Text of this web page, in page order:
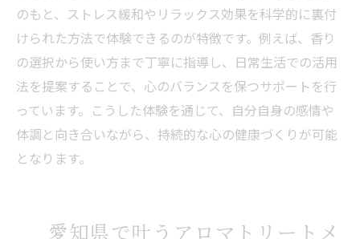
ント
アロマトリートメントで日常に彩りを
アロマトリートメントを日常に取り入れる
方法
リフレッシュアロママッサージで毎日に癒
しをプラス
香水作り体験で生活に香りのアクセントを
しみ
のもと、ストレス緩和やリラックス効果を科学的に裏付
けられた方法で体験できるのが特徴です。例えば、香り
の選択から使い方まで丁寧に指導し、日常生活での活用
法を提案することで、心のバランスを保つサポートを行
っています。こうした体験を通じて、自分自身の感情や
体調と向き合いながら、持続的な心の健康づくりが可能
となります。
愛知県で叶うアロマトリートメ